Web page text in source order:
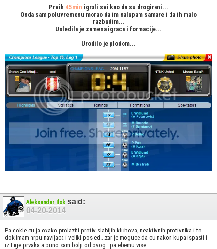
Prvih 45min igrali svi kao da su drogirani...
Onda sam poluvremenu morao da im nalupam samare i da ih malo
razbudim...
Usledila je zamena igraca i formacije...
Urodilo je plodom...
Aleksandar Ilok said:
04-20-2014
Pa dokle cu ja ovako prolaziti protiv slabijih klubova, neaktivnih protivnika i to
dok imam hrpu navijaca i veliki posjed...zar je moguce da cu nakon kupa ispasti i
iz Lige prvaka a puno sam bolji od ovog...pa ebemu vise